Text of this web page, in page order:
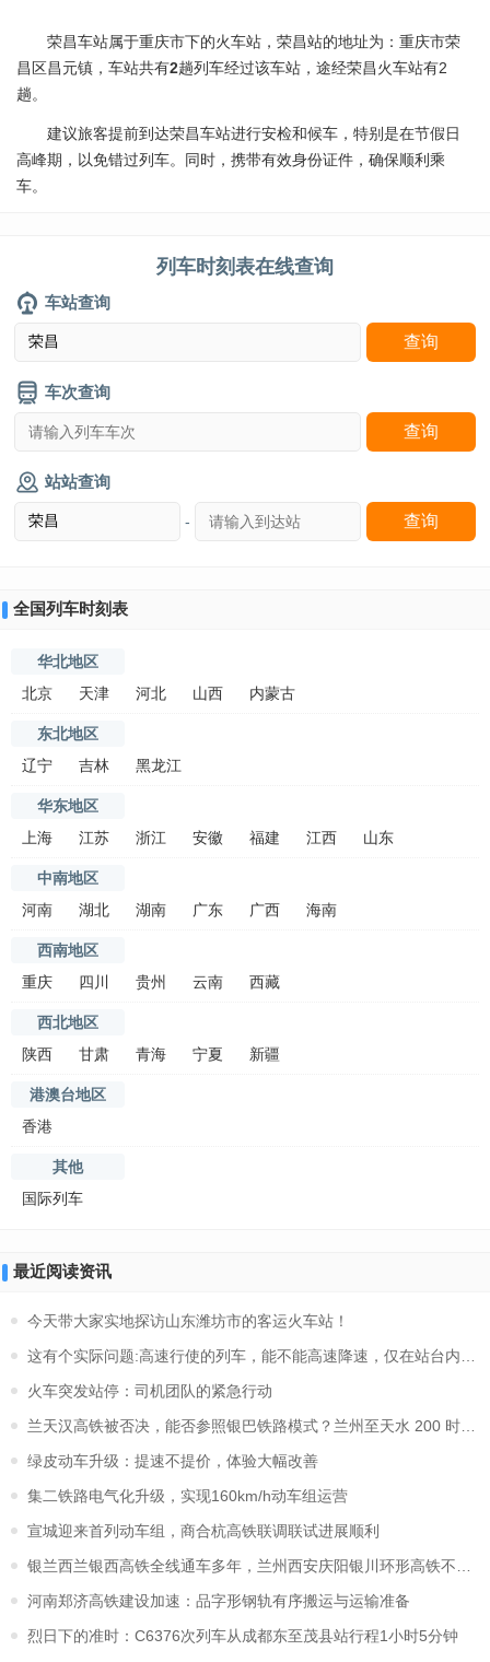
荣昌车站属于重庆市下的火车站，荣昌站的地址为：重庆市荣
昌区昌元镇，车站共有2趟列车经过该车站，途经荣昌火车站有2
趟。
建议旅客提前到达荣昌车站进行安检和候车，特别是在节假日
高峰期，以免错过列车。同时，携带有效身份证件，确保顺利乘
车。
列车时刻表在线查询
车站查询
车次查询
站站查询
-
全国列车时刻表
华北地区
北京
天津 河北 山西 内蒙古
东北地区
辽宁
吉林 黑龙江
华东地区
上海
江苏 浙江 安徽 福建 江西 山东
中南地区
河南
湖北 湖南 广东 广西 海南
西南地区
重庆
四川 贵州 云南 西藏
西北地区
陕西
甘肃 青海 宁夏 新疆
港澳台地区
香港
其他
国际列车
最近阅读资讯
今天带大家实地探访山东潍坊市的客运火车站！
这有个实际问题:高速行使的列车，能不能高速降速，仅在站台内从
火车突发站停：司机团队的紧急行动
兰天汉高铁被否决，能否参照银巴铁路模式？兰州至天水 200 时速
绿皮动车升级：提速不提价，体验大幅改善
集二铁路电气化升级，实现160km/h动车组运营
宣城迎来首列动车组，商合杭高铁联调联试进展顺利
银兰西兰银西高铁全线通车多年，兰州西安庆阳银川环形高铁不开行
河南郑济高铁建设加速：品字形钢轨有序搬运与运输准备
烈日下的准时：C6376次列车从成都东至茂县站行程1小时5分钟